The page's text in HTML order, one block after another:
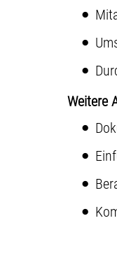
Weitere